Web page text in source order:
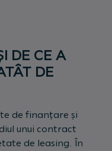
DE CE A
DE
de finanțare și
unui contract
de leasing. În